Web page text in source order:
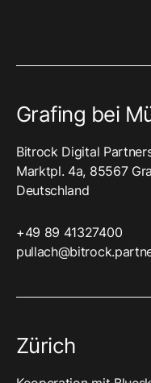
Grafing bei
Bitrock Digital
Marktpl. 4a, 85567
Deutschland
+49 89 41327400‬
Zürich